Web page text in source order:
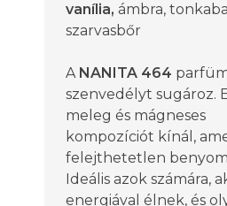
vanília, ámbra,
szarvasbőr
ANANITA 464
szenvedélyt sugároz.
meleg és mágneses
kompozíciót kínál,
felejthetetlen
Ideális azok számára,
energiával élnek, és